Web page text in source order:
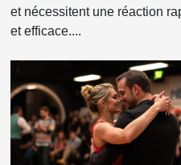
et nécessitent une réaction
et efficace....